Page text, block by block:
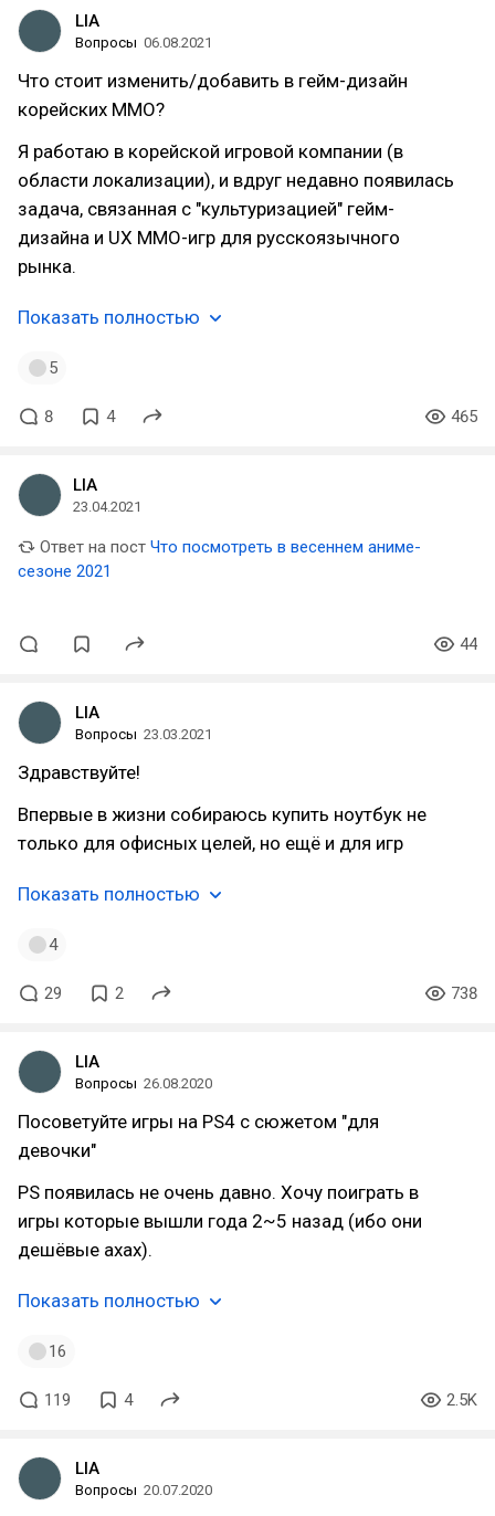
LIA
Вопросы 06.08.2021
Что стоит изменить/добавить в гейм-дизайн
корейских ММО?
Я работаю в корейской игровой компании (в
области локализации), и вдруг недавно появилась
задача, связанная с "культуризацией" гейм-
дизайна и UX ММО-игр для русскоязычного
рынка.
Показать полностью
5
8 4 465
LIA
23.04.2021
Ответ на пост Что посмотреть в весеннем аниме-
сезоне 2021
44
LIA
Вопросы 23.03.2021
Здравствуйте!
Впервые в жизни собираюсь купить ноутбук не
только для офисных целей, но ещё и для игр
Показать полностью
4
29 2 738
LIA
Вопросы 26.08.2020
Посоветуйте игры на PS4 с сюжетом "для
девочки"
PS появилась не очень давно. Хочу поиграть в
игры которые вышли года 2~5 назад (ибо они
дешёвые ахах).
Показать полностью
16
119 4 2.5K
LIA
Вопросы 20.07.2020